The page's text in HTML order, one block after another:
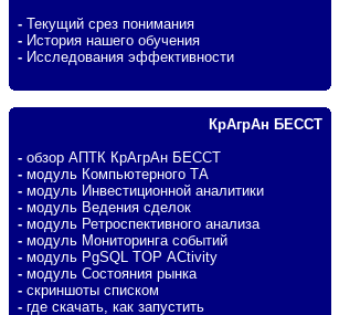
- Текущий срез понимания
- История нашего обучения
- Исследования эффективности
КрАгрАн БЕССТ
- обзор АПТК КрАгрАн БЕССТ
- модуль Компьютерного ТА
- модуль Инвестиционной аналитики
- модуль Ведения сделок
- модуль Ретроспективного анализа
- модуль Мониторинга событий
- модуль PgSQL TOP ACtivity
- модуль Состояния рынка
- скриншоты списком
- где скачать, как запустить